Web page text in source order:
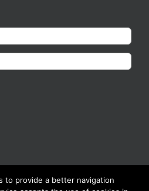
to provide a better navigation